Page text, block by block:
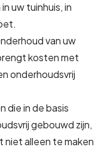
uw tuinhuis, in
van uw
kosten met
onderhoudsvrij
die in de basis
gebouwd zijn,
niet alleen te maken